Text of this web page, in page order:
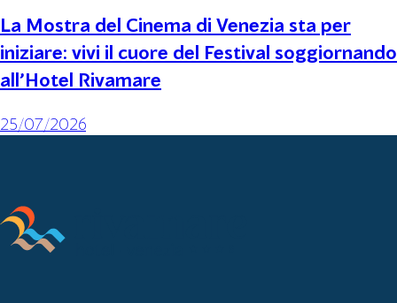
La Mostra del Cinema di Venezia sta per
iniziare: vivi il cuore del Festival soggiornando
all’Hotel Rivamare
25/07/2026